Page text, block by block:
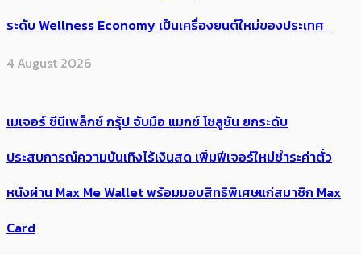
ระดับ Wellness Economy เป็นเครื่องยนต์ใหม่ของประเทศ
4 August 2026
เมเจอร์ ซีนีเพล็กซ์ กรุ้ป จับมือ แมกซ์ โซลูชัน ยกระดับ
ประสบการณ์ความบันเทิงไร้เงินสด เพิ่มฟีเจอร์ใหม่ชำระค่าตั๋ว
หนังผ่าน Max Me Wallet พร้อมมอบสิทธิพิเศษแก่สมาชิก Max
Card